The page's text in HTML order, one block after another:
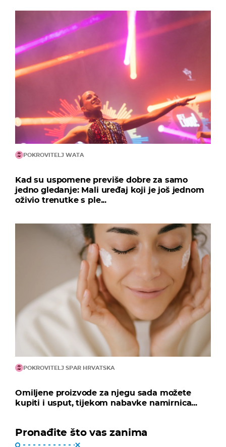
POKROVITELJ WATA
Kad su uspomene previše dobre za samo
jedno gledanje: Mali uređaj koji je još jednom
oživio trenutke s ple...
POKROVITELJ SPAR HRVATSKA
Omiljene proizvode za njegu sada možete
kupiti i usput, tijekom nabavke namirnica...
Pronađite što vas zanima